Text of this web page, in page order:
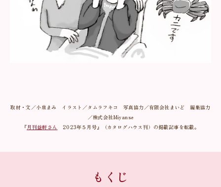
取材・文／小泉まみ イラスト／タムラフキコ 写真協力／有限会社まいど 編集協力
／株式会社Miyanse
『月刊益軒さん 2023年５月号』（カタログハウス刊）の掲載記事を転載。
もくじ